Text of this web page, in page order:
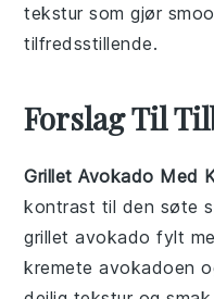
tekstur som gjør
tilfredsstillende.
Forslag Til
Grillet Avokado Med
kontrast til den søte
grillet avokado fylt
kremete avokadoen